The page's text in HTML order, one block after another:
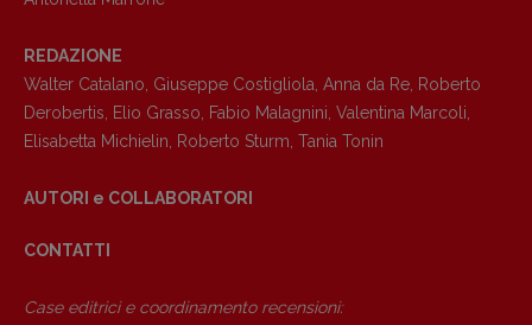
[anna.dare.comunicazione@gmail.
Coordinamento Fumetti:
Fabio Malagnini
[fabio.malagnini@gmail.
com]
media:
[valentina.marcoli@gmail.
REDAZIONE
Walter Catalano Giuseppe Costigliola Anna da Re Roberto
Derobertis
Elio Grasso Fabio Malagnini Valentina Marcoli
Elisabetta Michielin
Roberto Sturm Tania Tonin
AUTORI e COLLABORATORI
CONTATTI
Case editrici e coordinamento recensioni: